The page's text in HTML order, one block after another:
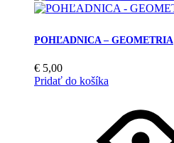
POHĽADNICA – GEOMETRIA
€ 5,00
Pridať do košíka